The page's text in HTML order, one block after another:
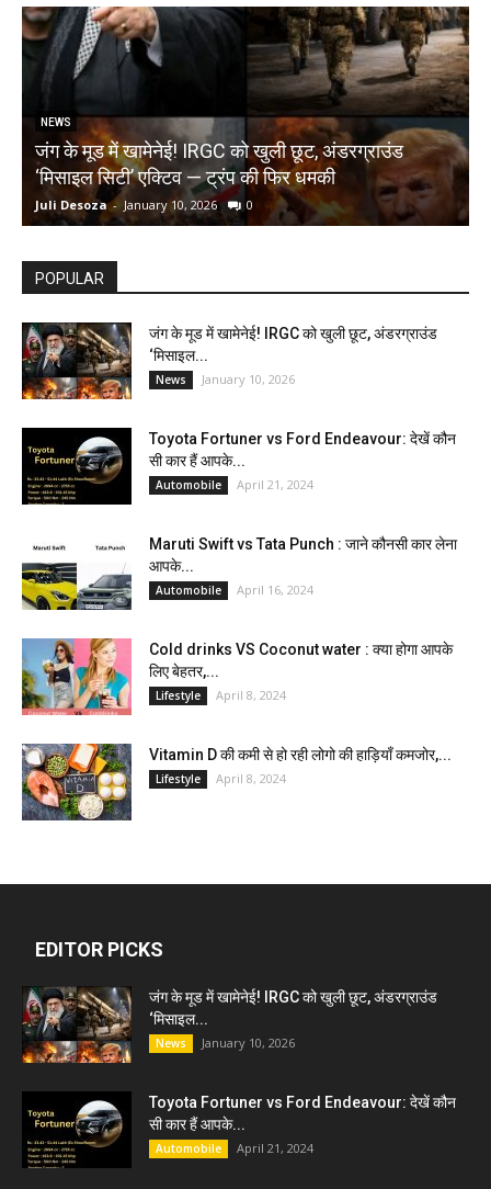
NEWS
जंग के मूड में खामेनेई! IRGC को खुली छूट, अंडरग्राउंड
‘मिसाइल सिटी’ एक्टिव — ट्रंप की फिर धमकी
Juli Desoza - January 10, 2026 0
POPULAR
जंग के मूड में खामेनेई! IRGC को खुली छूट, अंडरग्राउंड
‘मिसाइल...
News January 10, 2026
Toyota Fortuner vs Ford Endeavour: देखें कौन
सी कार हैं आपके...
Automobile April 21, 2024
Maruti Swift vs Tata Punch : जाने कौनसी कार लेना
आपके...
Automobile April 16, 2024
Cold drinks VS Coconut water : क्या होगा आपके
लिए बेहतर,...
Lifestyle April 8, 2024
Vitamin D की कमी से हो रही लोगो की हाड़ियाँ कमजोर,...
Lifestyle April 8, 2024
EDITOR PICKS
जंग के मूड में खामेनेई! IRGC को खुली छूट, अंडरग्राउंड
‘मिसाइल...
News January 10, 2026
Toyota Fortuner vs Ford Endeavour: देखें कौन
सी कार हैं आपके...
Automobile April 21, 2024